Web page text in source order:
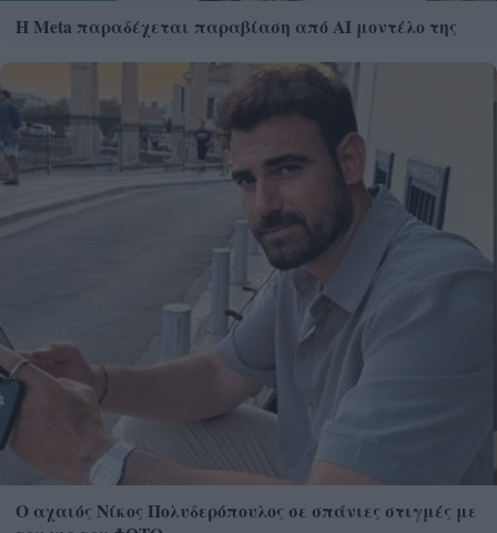
Η Meta παραδέχεται παραβίαση από AI μοντέλο της
Ο αχαιός Νίκος Πολυδερόπουλος σε σπάνιες στιγμές με